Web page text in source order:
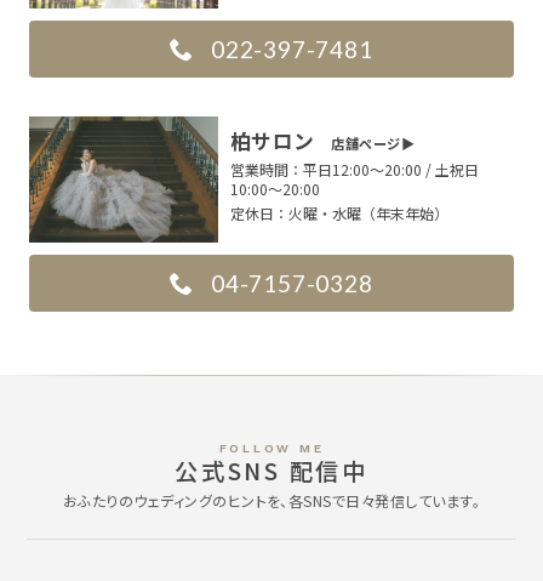
022-397-7481
柏サロン店舗ページ▶︎
営業時間： 平日12:00〜20:00 / 土祝日
10:00〜20:00
定休日： 火曜・水曜（年末年始）
04-7157-0328
FOLLOW ME
公式SNS 配信中
おふたりのウェディングのヒントを、各SNSで日々発信しています。